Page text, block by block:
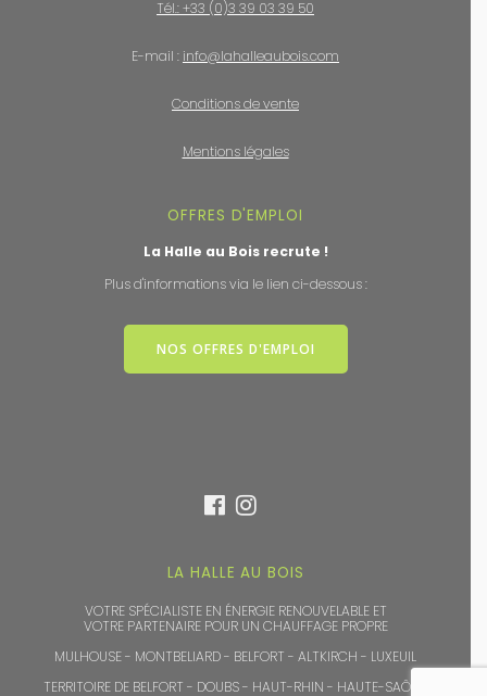
LA HALLE AU BOIS
VOTRE SPÉCIALISTE EN ÉNERGIE RENOUVELABLE ET
VOTRE PARTENAIRE POUR UN CHAUFFAGE PROPRE
MULHOUSE - MONTBELIARD - BELFORT - ALTKIRCH - LUXEUIL
TERRITOIRE DE BELFORT - DOUBS - HAUT-RHIN - HAUTE-SAÔNE
Tél.: +33 (0)3 39 03 39 50
E-mail : info@lahalleaubois.com
Conditions de vente
Mentions légales
OFFRES D'EMPLOI
La Halle au Bois recrute !
Plus d'informations via le lien ci-dessous :
NOS OFFRES D'EMPLOI